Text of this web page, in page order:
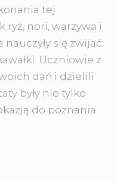
tej
ryż, nori, warzywa i
się zwijać
Uczniowie z
dań i dzielili
były nie tylko
do poznania